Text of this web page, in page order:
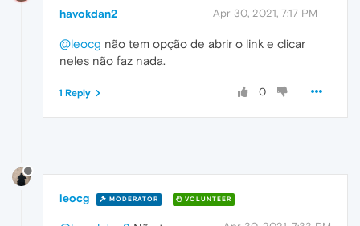
havokdan2 Apr 30, 2021, 7:17 PM
@leocg não tem opção de abrir o link e clicar
neles não faz nada.
0
1 Reply
leocg MODERATOR VOLUNTEER